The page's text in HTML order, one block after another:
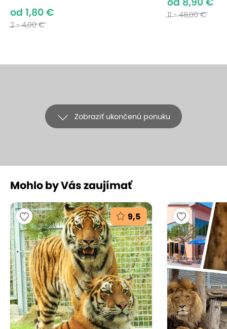
od 1,80 €
2 - 4,00 €
11 - 48,00 €
Zobraziť ukončenú ponuku
Zažite adrenalín v Hurricane Factory
HURRICANE FACTORY TATRALANDIA, Liptovský Mikuláš -
Tatralandia (mapa)
9.3Vynikajúce hodnotenie
Užite si pocit voľného pádu v jedinom reálnom
veternom tuneli na Slovensku! Čaká vás vietor s
Mohlo by Vás zaujímať
9,5